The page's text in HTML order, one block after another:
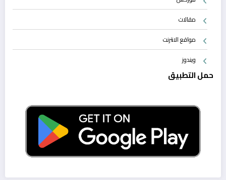
مقالات
مواقع الانترنت
ويندوز
حمل التطبيق